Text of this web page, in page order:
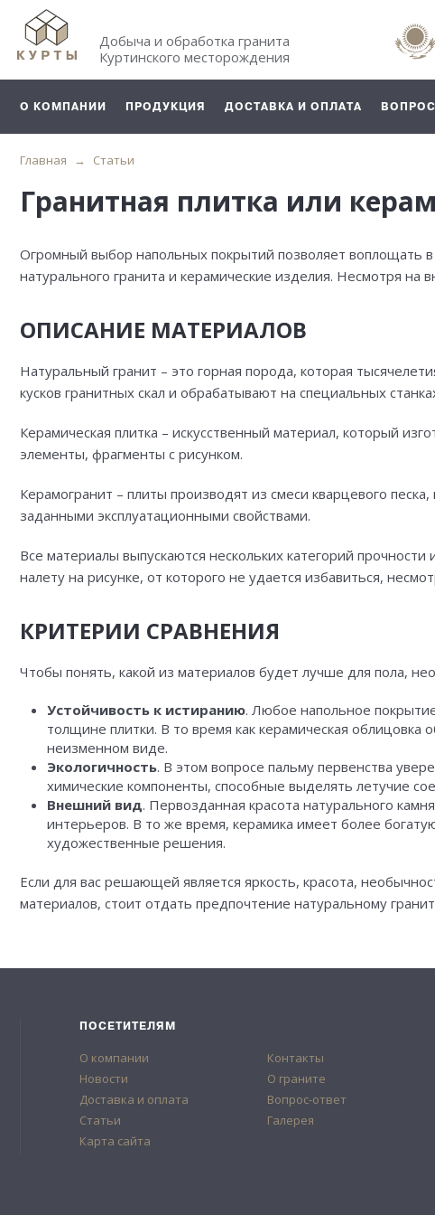
Добыча и обработка гранита
Куртинского месторождения
О КОМПАНИИ ПРОДУКЦИЯ ДОСТАВКА И ОПЛАТА
Главная Статьи
Гранитная плитка или
Огромный выбор напольных покрытий позволяет воплощать
натурального гранита и керамические изделия. Несмотря
ОПИСАНИЕ МАТЕРИАЛОВ
Натуральный гранит – это горная порода, которая
кусков гранитных скал и обрабатывают на специальных
Керамическая плитка – искусственный материал, который
элементы, фрагменты с рисунком.
Керамогранит – плиты производят из смеси кварцевого
заданными эксплуатационными свойствами.
Все материалы выпускаются нескольких категорий
налету на рисунке, от которого не удается избавиться,
КРИТЕРИИ СРАВНЕНИЯ
Чтобы понять, какой из материалов будет лучше для пола,
Устойчивость к истиранию. Любое напольное
толщине плитки. В то время как керамическая облицовка
неизменном виде.
Экологичность. В этом вопросе пальму первенства
химические компоненты, способные выделять летучие
Внешний вид. Первозданная красота натурального
интерьеров. В то же время, керамика имеет более
художественные решения.
Если для вас решающей является яркость, красота,
материалов, стоит отдать предпочтение натуральному
ПОСЕТИТЕЛЯМ
О компании
Новости
Доставка и оплата
Статьи
Карта сайта
Контакты
О граните
Вопрос-ответ
Галерея